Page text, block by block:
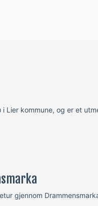
i Lier kommune, og er et
gjennom